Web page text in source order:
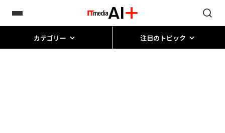
カテゴリー 注目のトピック